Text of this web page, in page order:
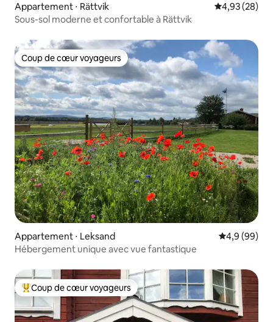
Appartement ⋅ Rättvik Évaluation
4,93 (28)
Sous-sol moderne et confortable à Rättvik
Coup de cœur voyageurs
Coup de cœur voyageurs
Appartement ⋅ Leksand Évaluation
4,9 (99)
Hébergement unique avec vue fantastique
Coups de cœur voyageurs les plus appréciés
Coup de cœur voyageurs